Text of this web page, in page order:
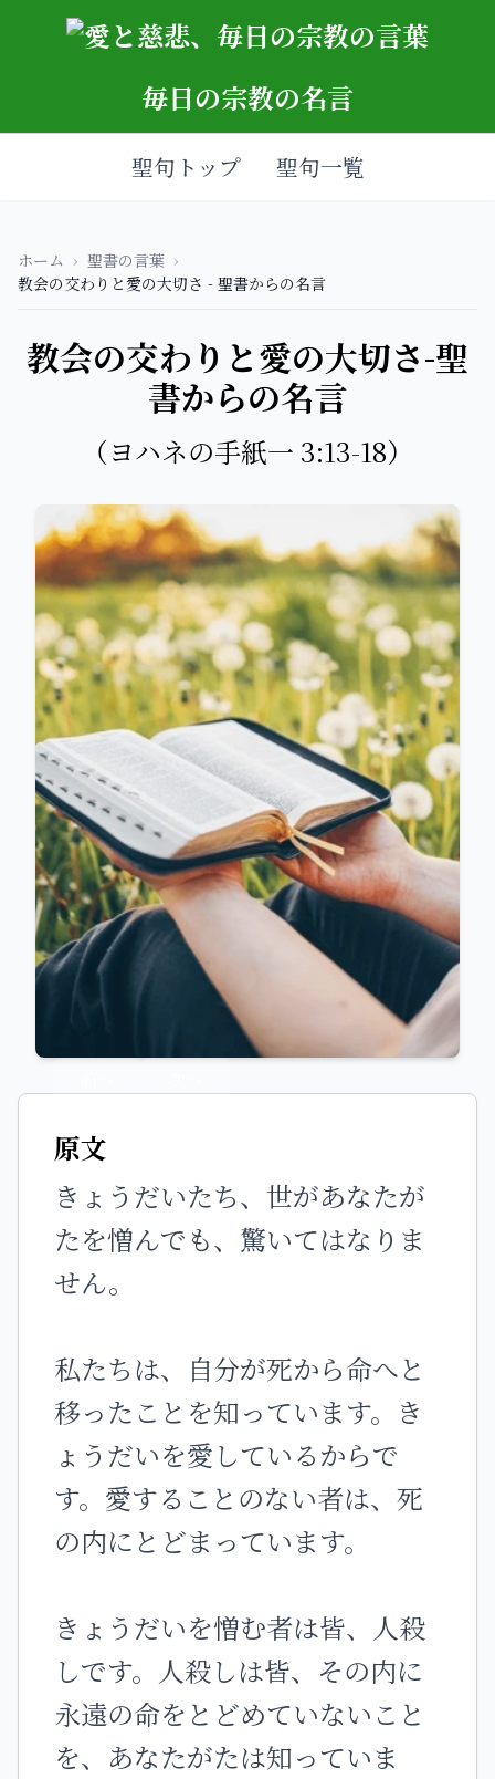
毎日の宗教の名言
聖句トップ 聖句一覧
ホーム › 聖書の言葉 ›
教会の交わりと愛の大切さ - 聖書からの名言
教会の交わりと愛の大切さ-聖
書からの名言
（ヨハネの手紙一 3:13-18）
原文
きょうだいたち、世があなたが
たを憎んでも、驚いてはなりま
せん。
私たちは、自分が死から命へと
移ったことを知っています。き
ょうだいを愛しているからで
す。愛することのない者は、死
の内にとどまっています。
きょうだいを憎む者は皆、人殺
しです。人殺しは皆、その内に
永遠の命をとどめていないこと
を、あなたがたは知っていま